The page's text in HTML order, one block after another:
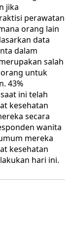
jika
perawatan
orang lain
data
dalam
salah
untuk
43%
ini telah
kesehatan
secara
wanita
mereka
kesehatan
hari ini.